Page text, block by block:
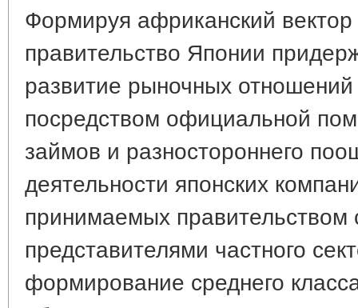
Формируя африканский
правительство Японии
развитие рыночных
посредством официальной
займов и разностороннего
деятельности японских
принимаемых правительством
представителями частного
формирование среднего